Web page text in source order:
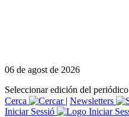
06 de agost de 2026
Seleccionar edición del periódico
Cerca
| Newsletters
Iniciar Sessió